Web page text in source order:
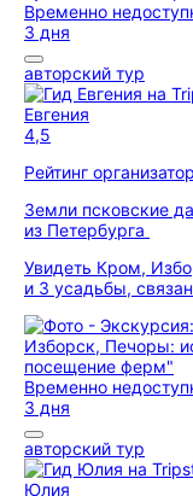
Временно
3 дня
авторский тур
Евгения
4,5
Рейтинг
Земли псковские
из Петербурга
Увидеть Кром,
и 3 усадьбы,
Временно
3 дня
авторский тур
Юлия